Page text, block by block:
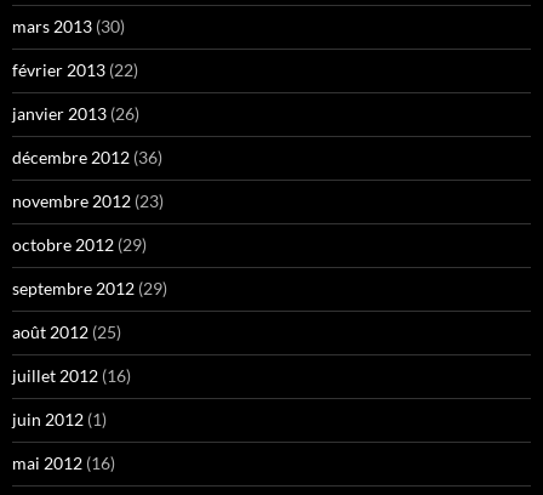
mars 2013 (30)
février 2013 (22)
janvier 2013 (26)
décembre 2012 (36)
novembre 2012 (23)
octobre 2012 (29)
septembre 2012 (29)
août 2012 (25)
juillet 2012 (16)
juin 2012 (1)
mai 2012 (16)